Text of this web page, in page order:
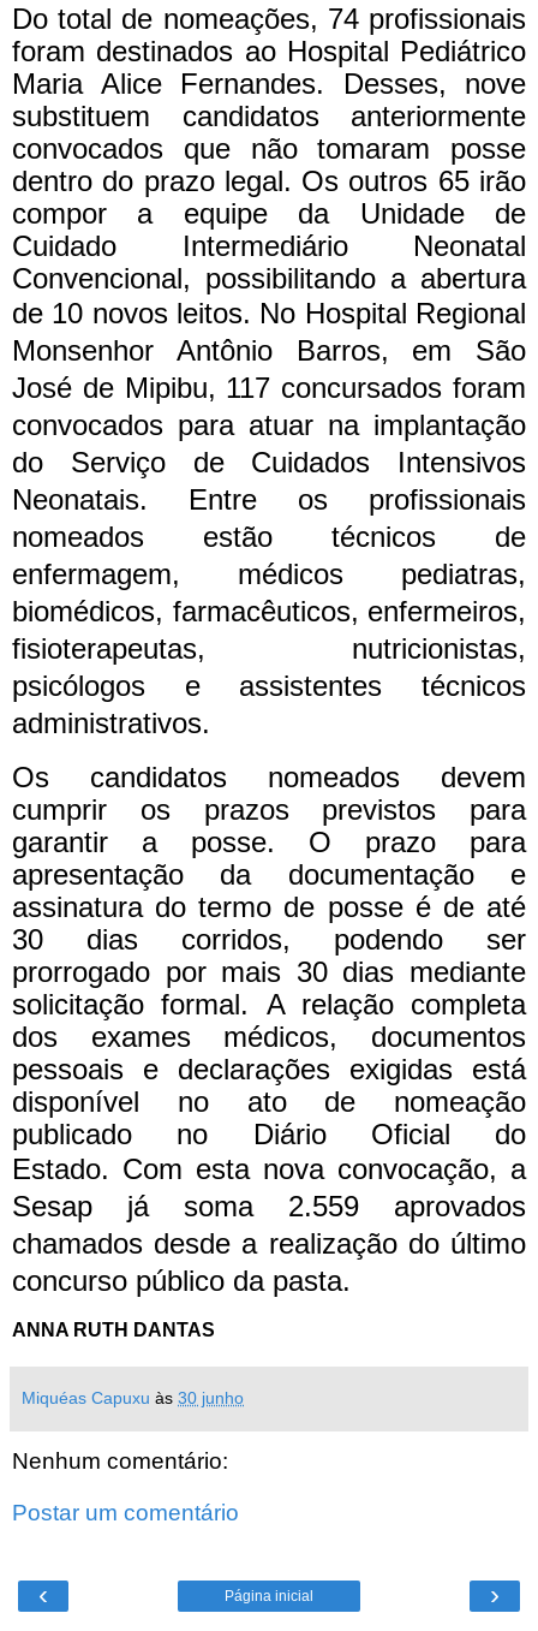
Do total de nomeações, 74 profissionais
foram destinados ao Hospital Pediátrico
Maria Alice Fernandes. Desses, nove
substituem candidatos anteriormente
convocados que não tomaram posse
dentro do prazo legal. Os outros 65 irão
compor a equipe da Unidade de
Cuidado Intermediário Neonatal
Convencional, possibilitando a abertura
de 10 novos leitos. No Hospital Regional
Monsenhor Antônio Barros, em São
José de Mipibu, 117 concursados foram
convocados para atuar na implantação
do Serviço de Cuidados Intensivos
Neonatais. Entre os profissionais
nomeados estão técnicos de
enfermagem, médicos pediatras,
biomédicos, farmacêuticos, enfermeiros,
fisioterapeutas, nutricionistas,
psicólogos e assistentes técnicos
administrativos.
Os candidatos nomeados devem
cumprir os prazos previstos para
garantir a posse. O prazo para
apresentação da documentação e
assinatura do termo de posse é de até
30 dias corridos, podendo ser
prorrogado por mais 30 dias mediante
solicitação formal. A relação completa
dos exames médicos, documentos
pessoais e declarações exigidas está
disponível no ato de nomeação
publicado no Diário Oficial do
Estado. Com esta nova convocação, a
Sesap já soma 2.559 aprovados
chamados desde a realização do último
concurso público da pasta.
ANNA RUTH DANTAS
Miquéas Capuxu às 30 junho
Nenhum comentário:
Postar um comentário
‹ ›
Página inicial